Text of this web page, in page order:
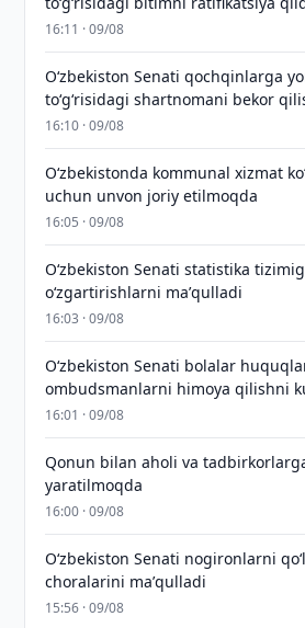
16:11 · 09/08
Oʻzbekiston Senati qochqinlarga
toʻgʻrisidagi shartnomani bekor
16:10 · 09/08
Oʻzbekistonda kommunal xizmat
uchun unvon joriy etilmoqda
16:05 · 09/08
Oʻzbekiston Senati statistika
oʻzgartirishlarni maʼqulladi
16:03 · 09/08
Oʻzbekiston Senati bolalar
ombudsmanlarni himoya qilishni
16:01 · 09/08
Qonun bilan aholi va
yaratilmoqda
16:00 · 09/08
Oʻzbekiston Senati nogironlarni
choralarini maʼqulladi
15:56 · 09/08